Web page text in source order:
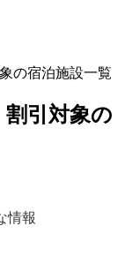
の宿泊施設一覧
割引対象の
情報